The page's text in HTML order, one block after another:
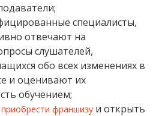
специалисты,
отвечают на
слушателей,
обо всех изменениях в
и оценивают их
обучением;
приобрести франшизу и открыть